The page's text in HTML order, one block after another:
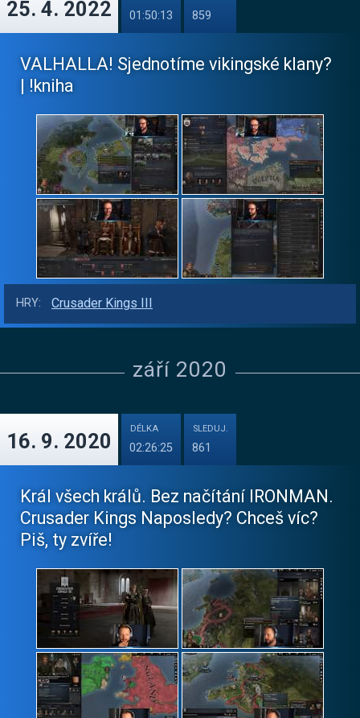
25. 4. 2022 01:50:13 859
VALHALLA! Sjednotíme vikingské klany?
| !kniha
HRY: Crusader Kings III
září 2020
16. 9. 2020
DÉLKA
02:26:25
SLEDUJ.
861
Král všech králů. Bez načítání IRONMAN.
Crusader Kings Naposledy? Chceš víc?
Piš, ty zvíře!